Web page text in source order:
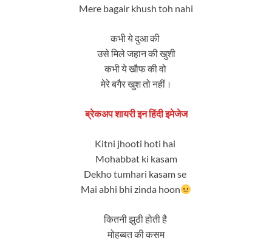
Mere bagair khush toh nahi
कभी ये दुआ की
उसे मिले जहान की खुशी
कभी ये खौफ की वो
मेरे बगैर खुश तो नहीं।
ब्रेकअप शायरी इन हिंदी इमेजेज
Kitni jhooti hoti hai
Mohabbat ki kasam
Dekho tumhari kasam se
Mai abhi bhi zinda hoon
कितनी झुठी होती है
मोहब्बत की कसम